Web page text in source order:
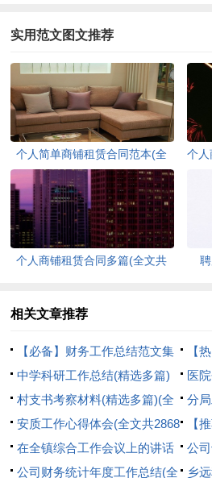
实用范文图文推荐
个人简单商铺租赁合同范本(全
文共4011字)
个
个人商铺租赁合同多篇(全文共
相关文章推荐
【必备】财务工作总结范文集
合九篇(全文共17588字)
【
篇(全
中学科研工作总结(精选多篇)
(全文共5270字)
医
1448
村支书考察材料(精选多篇)(全
文共8952字)
分
字)
安质工作心得体会(全文共2868
字)
【
合十
在全镇综合工作会议上的讲话
(精选多篇)(全文共18522字)
公
(全文
公司财务统计年度工作总结(全 乡